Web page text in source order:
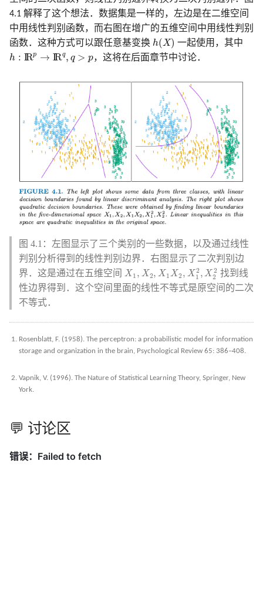
4.1 解释了这个想法．数据集是一样的，左边是在二维空间
中用线性判别函数，而右图在增广的五维空间中用线性判别
函数．这种方式可以跟任意基变换 h(X)
h (X)
一起使用，其中
h : IRp → IRq, q > p
h Rp→ ,q>p
，这将在后面章节中讨论．
图 4.1：左图显示了三个类别的一些数据，以及通过线性
判别分析得到的线性判别边界．右图显示了二次判别边
界．这是通过在五维空间 X 1 , X2, X 1 X2, X 2
1 , X2
2
X1 X2 1X 2, 12,X 22
找到线
性边界得到．这个空间里面的线性不等式是原空间的二次
不等式．
Rosenblatt, F. (1958). The perceptron: a probabilistic model for information
storage and organization in the brain, Psychological Review 65: 386–408.
Vapnik, V. (1996). The Nature of Statistical Learning Theory, Springer, New
York.
💬 讨论区